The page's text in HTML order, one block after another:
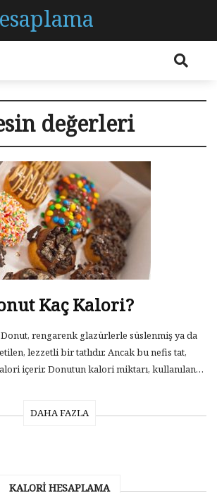
değerleri
Kaç Kalori?
rengarenk glazürlerle süslenmiş ya da
lezzetli bir tatlıdır. Ancak bu nefis tat,
içerir. Donutun kalori miktarı, kullanılan…
DAHA FAZLA
KALORI HESAPLAMA